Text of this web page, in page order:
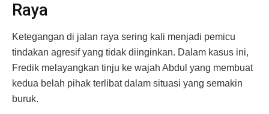
Raya
Ketegangan di jalan raya sering kali menjadi pemicu
tindakan agresif yang tidak diinginkan. Dalam kasus ini,
Fredik melayangkan tinju ke wajah Abdul yang membuat
kedua belah pihak terlibat dalam situasi yang semakin
buruk.